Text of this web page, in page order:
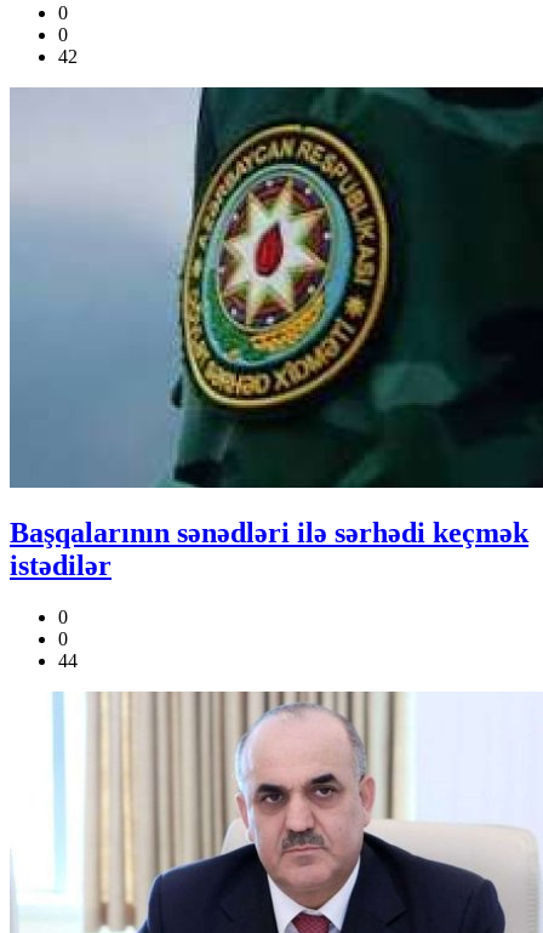
0
0
42
Başqalarının sənədləri ilə sərhədi keçmək
istədilər
0
0
44